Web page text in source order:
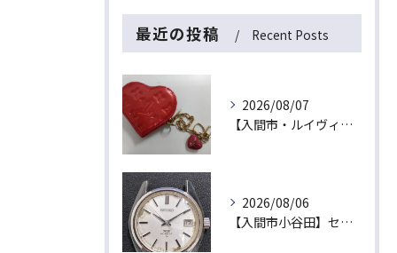
最近の投稿 Recent Posts
2026/08/07
【入間市・ルイヴィトン買取】ハート型が可愛い！ヴェルニ「ポルトモネ・クール」を最高値でお買取！
2026/08/06
【入間市小谷田】セイコーの名機「キングセイコー（45KS）」をお買取！ベルトなし・文字盤のシミ・不動品も高価買取いたします